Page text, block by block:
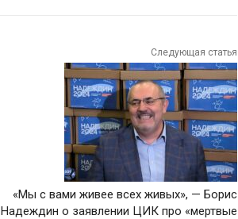
Следующая статья
«Мы с вами живее всех живых», — Борис
Надеждин о заявлении ЦИК про «мертвые